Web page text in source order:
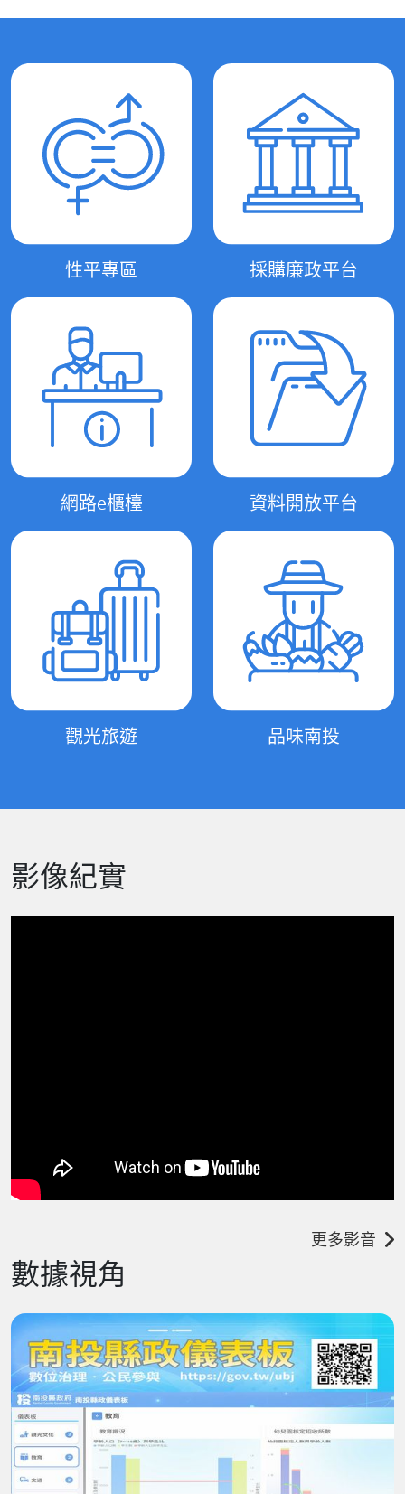
性平專區 採購廉政平台
網路e櫃檯 資料開放平台
觀光旅遊 品味南投
影像紀實
更多影音
數據視角